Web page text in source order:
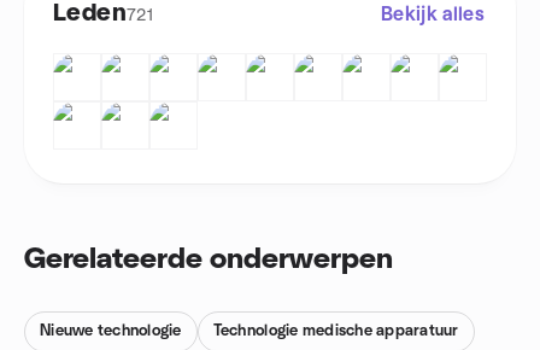
Leden721 Bekijk alles
Gerelateerde onderwerpen
Nieuwe technologie Technologie medische apparatuur